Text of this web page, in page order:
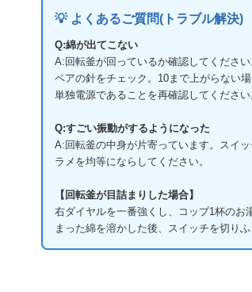
💡 よくあるご質問(トラブル解決)
Q:綿が出てこない
A:回転釜が回っているか確認してくださ
ペアの針をチェック。10まで上がらない
単独電源であることを再確認してください
Q:すごい振動がするようになった
A:回転釜の中身が片寄っています。スイ
ラメを均等にならしてください。
【回転釜が目詰まりした場合】
右ダイヤルを一番強くし、コップ1杯のお
まった綿を溶かした後、スイッチを切り